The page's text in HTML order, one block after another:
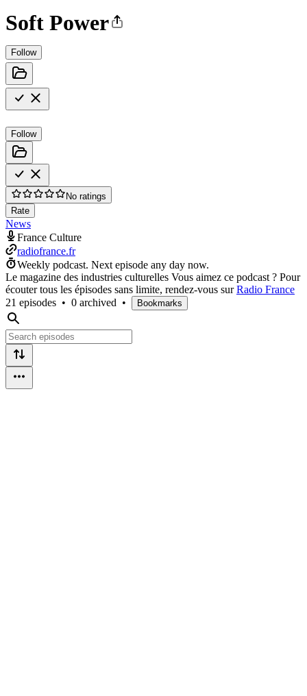
Soft Power
Follow
Follow
No ratings
Rate
News
France Culture
radiofrance.fr
Weekly podcast. Next episode any day now.
Le magazine des industries culturelles Vous aimez ce podcast ? Pour
écouter tous les épisodes sans limite, rendez-vous surRadio France
21 episodes • 0 archived • Bookmarks